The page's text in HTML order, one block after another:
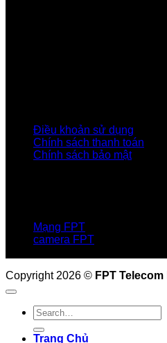
Điều khoản sử dụng
Chính sách thanh toán
Chính sách bảo mật
Mạng FPT
camera FPT
Copyright 2026 © FPT Telecom
Trang Chủ